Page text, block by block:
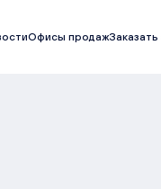
Офисы продаж